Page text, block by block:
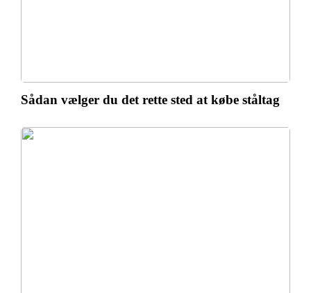
Sådan vælger du det rette sted at købe ståltag